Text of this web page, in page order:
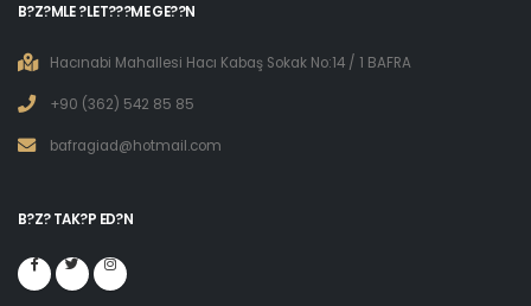
B?Z?MLE ?LET???ME GE??N
Hacınabi Mahallesi Hacı Kabaş Sokak No:14 / 1 BAFRA
+90 (362) 542 85 85
bafragiad@hotmail.com
B?Z? TAK?P ED?N